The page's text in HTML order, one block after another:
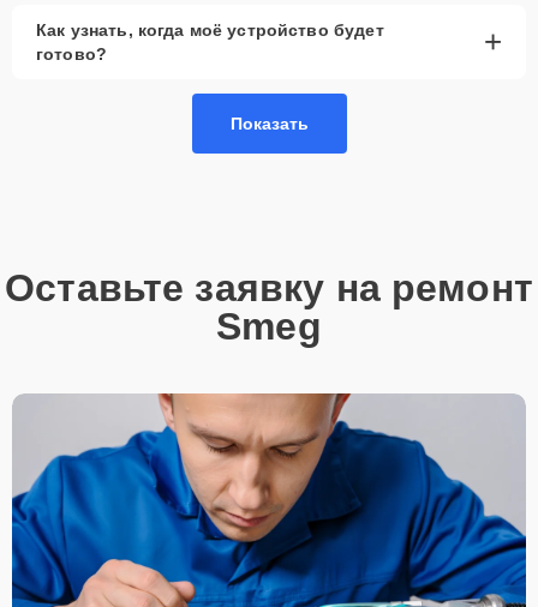
рассмотреть вариант с использованием
качественного аналога брендовой детали.
высококачественные запчасти, будь это 100% оригинал, или
надежные аналоги проверенных и зарекомендовавших себя
Позвонить по телефону горячей линии или
запросить обратный звонок через Форму заявки
Привезти устройство в ближайший центр или
передать аппарат курьеру службы доставки,
дождаться результатов диагностики и принять
решение.
Дождаться оповещения о готовности и забрать
устройство самостоятельно или воспользоваться
курьерской доставкой.
При необходимости клиент может воспользоваться услугой
Как узнать, когда моё устройство будет
готово?
+
Показать
Оставьте заявку на ремонт
Smeg